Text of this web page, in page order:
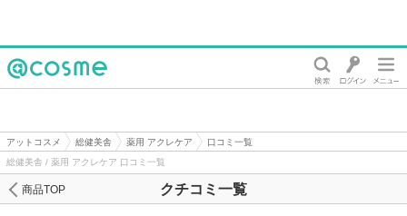
アットコスメ 総健美舎 薬用 アクレケア
口コミ一覧
総健美舎 / 薬用 アクレケア 口コミ一覧
クチコミ一覧
商品TOP